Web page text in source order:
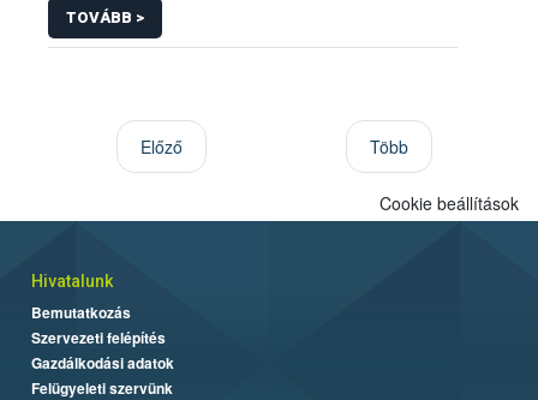
TOVÁBB >
Előző Több
Cookie beállítások
Hivatalunk
Bemutatkozás
Szervezeti felépítés
Gazdálkodási adatok
Felügyeleti szervünk